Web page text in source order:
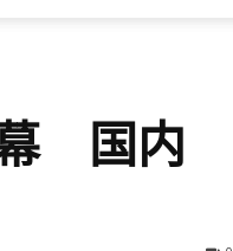
幕 国内